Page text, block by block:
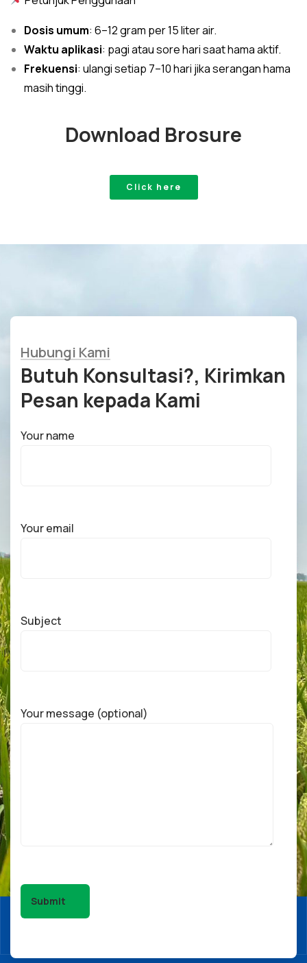
Dosis umum: 6–12 gram per 15 liter air.
Waktu aplikasi: pagi atau sore hari saat hama aktif.
Frekuensi: ulangi setiap 7–10 hari jika serangan hama
masih tinggi.
Download Brosure
Click here
Hubungi Kami
Butuh Konsultasi?, Kirimkan
Pesan kepada Kami
Your name
Your email
Subject
Your message (optional)